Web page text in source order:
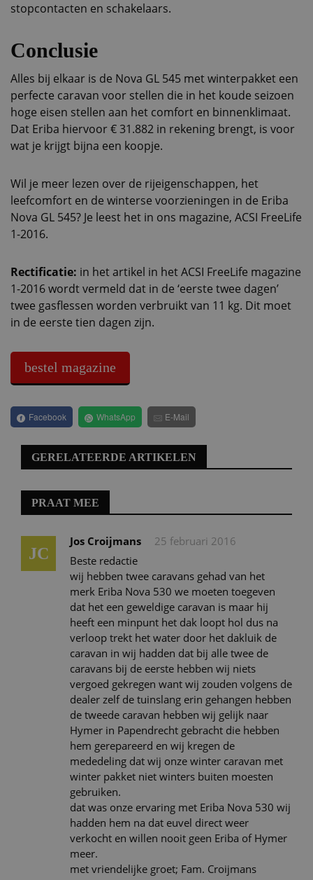
stopcontacten en schakelaars.
Conclusie
Alles bij elkaar is de Nova GL 545 met winterpakket een
perfecte caravan voor stellen die in het koude seizoen
hoge eisen stellen aan het comfort en binnenklimaat.
Dat Eriba hiervoor € 31.882 in rekening brengt, is voor
wat je krijgt bijna een koopje.
Wil je meer lezen over de rijeigenschappen, het
leefcomfort en de winterse voorzieningen in de Eriba
Nova GL 545? Je leest het in ons magazine, ACSI FreeLife
1-2016.
Rectificatie: in het artikel in het ACSI FreeLife magazine
1-2016 wordt vermeld dat in de ‘eerste twee dagen’
twee gasflessen worden verbruikt van 11 kg. Dit moet
in de eerste tien dagen zijn.
bestel magazine
Facebook WhatsApp E-Mail
GERELATEERDE ARTIKELEN
PRAAT MEE
JC
Jos Croijmans
25 februari 2016
Beste redactie
wij hebben twee caravans gehad van het
merk Eriba Nova 530 we moeten toegeven
dat het een geweldige caravan is maar hij
heeft een minpunt het dak loopt hol dus na
verloop trekt het water door het dakluik de
caravan in wij hadden dat bij alle twee de
caravans bij de eerste hebben wij niets
vergoed gekregen want wij zouden volgens de
dealer zelf de tuinslang erin gehangen hebben
de tweede caravan hebben wij gelijk naar
Hymer in Papendrecht gebracht die hebben
hem gerepareerd en wij kregen de
mededeling dat wij onze winter caravan met
winter pakket niet winters buiten moesten
gebruiken.
dat was onze ervaring met Eriba Nova 530 wij
hadden hem na dat euvel direct weer
verkocht en willen nooit geen Eriba of Hymer
meer.
met vriendelijke groet; Fam. Croijmans